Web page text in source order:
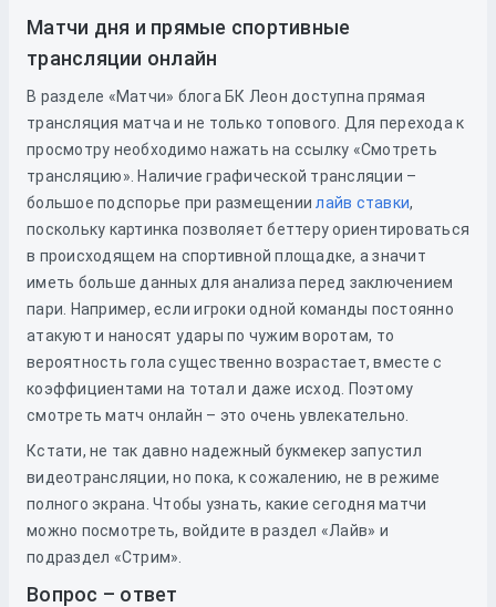
Матчи дня и прямые спортивные
трансляции онлайн
В разделе «Матчи» блога БК Леон доступна прямая
трансляция матча и не только топового. Для перехода к
просмотру необходимо нажать на ссылку «Смотреть
трансляцию». Наличие графической трансляции –
большое подспорье при размещениилайв ставки,
поскольку картинка позволяет беттеру ориентироваться
в происходящем на спортивной площадке, а значит
иметь больше данных для анализа перед заключением
пари. Например, если игроки одной команды постоянно
атакуют и наносят удары по чужим воротам, то
вероятность гола существенно возрастает, вместе с
коэффициентами на тотал и даже исход. Поэтому
смотреть матч онлайн – это очень увлекательно.
Кстати, не так давно надежный букмекер запустил
видеотрансляции, но пока, к сожалению, не в режиме
полного экрана. Чтобы узнать, какие сегодня матчи
можно посмотреть, войдите в раздел «Лайв» и
подраздел «Стрим».
Вопрос – ответ